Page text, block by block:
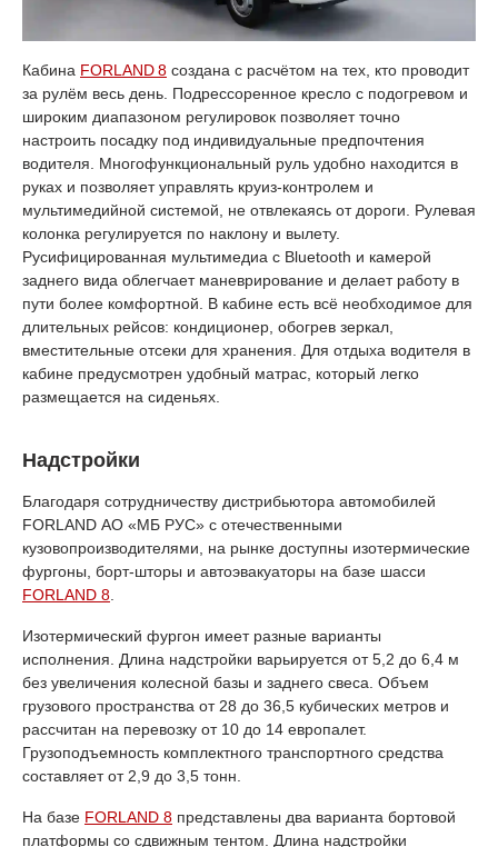
Кабина FORLAND 8 создана с расчётом на тех, кто проводит
за рулём весь день. Подрессоренное кресло с подогревом и
широким диапазоном регулировок позволяет точно
настроить посадку под индивидуальные предпочтения
водителя. Многофункциональный руль удобно находится в
руках и позволяет управлять круиз‑контролем и
мультимедийной системой, не отвлекаясь от дороги. Рулевая
колонка регулируется по наклону и вылету.
Русифицированная мультимедиа с Bluetooth и камерой
заднего вида облегчает маневрирование и делает работу в
пути более комфортной. В кабине есть всё необходимое для
длительных рейсов: кондиционер, обогрев зеркал,
вместительные отсеки для хранения. Для отдыха водителя в
кабине предусмотрен удобный матрас, который легко
размещается на сиденьях.
Надстройки
Благодаря сотрудничеству дистрибьютора автомобилей
FORLAND АО «МБ РУС» с отечественными
кузовопроизводителями, на рынке доступны изотермические
фургоны, борт-шторы и автоэвакуаторы на базе шасси
FORLAND 8
Изотермический фургон имеет разные варианты
исполнения. Длина надстройки варьируется от 5,2 до 6,4 м
без увеличения колесной базы и заднего свеса. Объем
грузового пространства от 28 до 36,5 кубических метров и
рассчитан на перевозку от 10 до 14 европалет.
Грузоподъемность комплектного транспортного средства
составляет от 2,9 до 3,5 тонн.
На базе FORLAND 8 представлены два варианта бортовой
платформы со сдвижным тентом. Длина надстройки